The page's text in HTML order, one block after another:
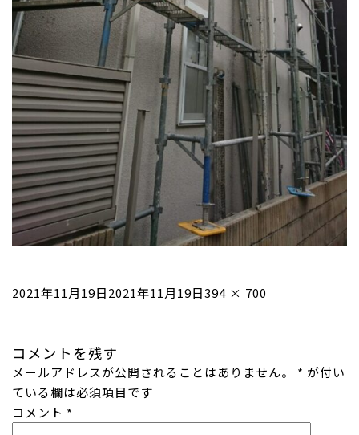
投
2021年11月19日2021年11月19日フ
ズ
394 × 700
コメントを残す
メールアドレスが公開されることはありません。 * が付い
ている欄は必須項目です
コメント *